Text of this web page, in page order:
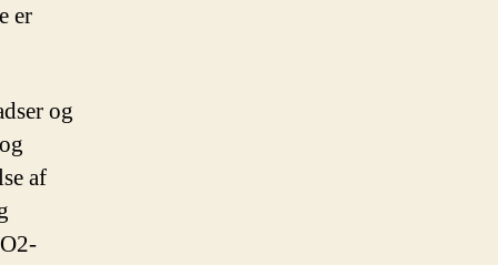
er
og
af